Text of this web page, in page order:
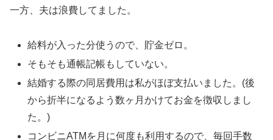
一方、夫は浪費してました。
給料が入った分使うので、貯金ゼロ。
そもそも通帳記帳もしていない。
結婚する際の同居費用は私がほぼ支払いました。(後
から折半になるよう数ヶ月かけてお金を徴収しまし
た。)
コンビニATMを月に何度も利用するので、毎回手数